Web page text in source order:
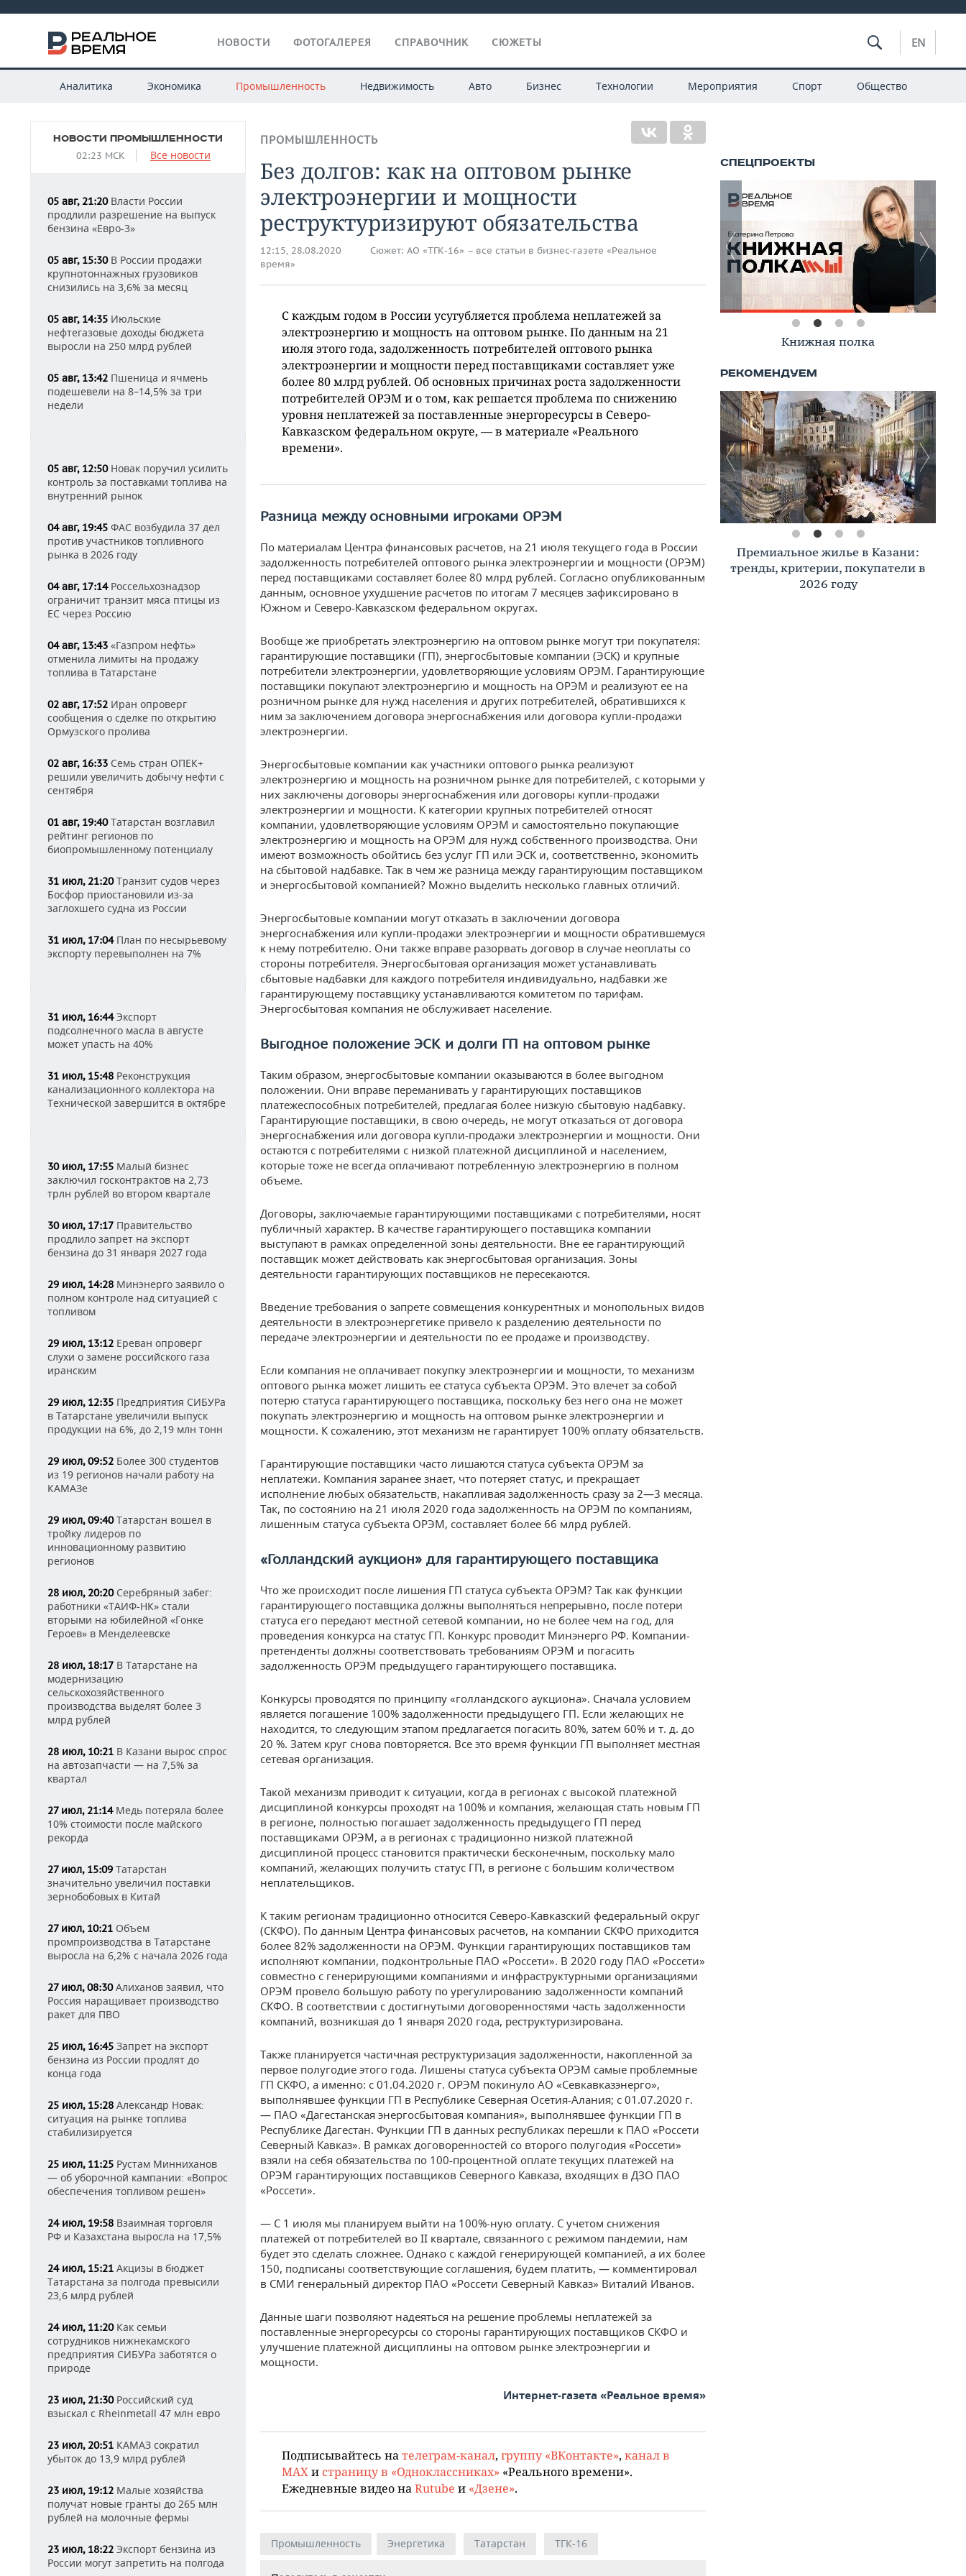
НОВОСТИ ФОТОГАЛЕРЕЯ СПРАВОЧНИК СЮЖЕТЫ EN
Аналитика Экономика Промышленность Недвижимость Авто Бизнес Технологии Мероприятия Спорт Общество
НОВОСТИ ПРОМЫШЛЕННОСТИ
02:23 МСК Все новости
05 авг, 21:20Власти России
продлили разрешение на выпуск
бензина «Евро-3»
05 авг, 15:30В России продажи
крупнотоннажных грузовиков
снизились на 3,6% за месяц
05 авг, 14:35 Июльские
нефтегазовые доходы бюджета
выросли на 250 млрд рублей
05 авг, 13:42 Пшеница и ячмень
подешевели на 8–14,5% за три
недели
05 авг, 12:50Новак поручил усилить
контроль за поставками топлива на
внутренний рынок
04 авг, 19:45 ФАС возбудила 37 дел
против участников топливного
рынка в 2026 году
04 авг, 17:14Россельхознадзор
ограничит транзит мяса птицы из
ЕС через Россию
04 авг, 13:43 «Газпром нефть»
отменила лимиты на продажу
топлива в Татарстане
02 авг, 17:52 Иран опроверг
сообщения о сделке по открытию
Ормузского пролива
02 авг, 16:33 Семь стран ОПЕК+
решили увеличить добычу нефти с
сентября
01 авг, 19:40Татарстан возглавил
рейтинг регионов по
биопромышленному потенциалу
31 июл, 21:20Транзит судов через
Босфор приостановили из-за
заглохшего судна из России
31 июл, 17:04План по несырьевому
экспорту перевыполнен на 7%
31 июл, 16:44Экспорт
подсолнечного масла в августе
может упасть на 40%
31 июл, 15:48 Реконструкция
канализационного коллектора на
Технической завершится в октябре
30 июл, 17:55 Малый бизнес
заключил госконтрактов на 2,73
трлн рублей во втором квартале
30 июл, 17:17 Правительство
продлило запрет на экспорт
бензина до 31 января 2027 года
29 июл, 14:28 Минэнерго заявило о
полном контроле над ситуацией с
топливом
29 июл, 13:12 Ереван опроверг
слухи о замене российского газа
иранским
29 июл, 12:35 Предприятия СИБУРа
в Татарстане увеличили выпуск
продукции на 6%, до 2,19 млн тонн
29 июл, 09:52 Более 300 студентов
из 19 регионов начали работу на
КАМАЗе
29 июл, 09:40Татарстан вошел в
тройку лидеров по
инновационному развитию
регионов
28 июл, 20:20Серебряный забег:
работники «ТАИФ-НК» стали
вторыми на юбилейной «Гонке
Героев» в Менделеевске
28 июл, 18:17 В Татарстане на
модернизацию
сельскохозяйственного
производства выделят более 3
млрд рублей
28 июл, 10:21 В Казани вырос спрос
на автозапчасти — на 7,5% за
квартал
27 июл, 21:14Медь потеряла более
10% стоимости после майского
рекорда
27 июл, 15:09 Татарстан
значительно увеличил поставки
зернобобовых в Китай
27 июл, 10:21 Объем
промпроизводства в Татарстане
выросла на 6,2% с начала 2026 года
27 июл, 08:30Алиханов заявил, что
Россия наращивает производство
ракет для ПВО
25 июл, 16:45 Запрет на экспорт
бензина из России продлят до
конца года
25 июл, 15:28 Александр Новак:
ситуация на рынке топлива
стабилизируется
25 июл, 11:25 Рустам Минниханов
— об уборочной кампании: «Вопрос
обеспечения топливом решен»
24 июл, 19:58 Взаимная торговля
РФ и Казахстана выросла на 17,5%
24 июл, 15:21 Акцизы в бюджет
Татарстана за полгода превысили
23,6 млрд рублей
24 июл, 11:20Как семьи
сотрудников нижнекамского
предприятия СИБУРа заботятся о
природе
23 июл, 21:30Российский суд
взыскал с Rheinmetall 47 млн евро
23 июл, 20:51 КАМАЗ сократил
убыток до 13,9 млрд рублей
23 июл, 19:12 Малые хозяйства
получат новые гранты до 265 млн
рублей на молочные фермы
23 июл, 18:22 Экспорт бензина из
России могут запретить на полгода
ПРОМЫШЛЕННОСТЬ
Без долгов: как на оптовом рынке
электроэнергии и мощности
реструктуризируют обязательства
12:15, 28.08.2020 Сюжет: АО «ТГК-16» – все статьи в бизнес-газете «Реальное
время»
С каждым годом в России усугубляется проблема неплатежей за
электроэнергию и мощность на оптовом рынке. По данным на 21
июля этого года, задолженность потребителей оптового рынка
электроэнергии и мощности перед поставщиками составляет уже
более 80 млрд рублей. Об основных причинах роста задолженности
потребителей ОРЭМ и о том, как решается проблема по снижению
уровня неплатежей за поставленные энергоресурсы в Северо-
Кавказском федеральном округе, — в материале «Реального
времени».
Разница между основными игроками ОРЭМ
По материалам Центра финансовых расчетов, на 21 июля текущего года в России
задолженность потребителей оптового рынка электроэнергии и мощности (ОРЭМ)
перед поставщиками составляет более 80 млрд рублей. Согласно опубликованным
данным, основное ухудшение расчетов по итогам 7 месяцев зафиксировано в
Южном и Северо-Кавказском федеральном округах.
Вообще же приобретать электроэнергию на оптовом рынке могут три покупателя:
гарантирующие поставщики (ГП), энергосбытовые компании (ЭСК) и крупные
потребители электроэнергии, удовлетворяющие условиям ОРЭМ. Гарантирующие
поставщики покупают электроэнергию и мощность на ОРЭМ и реализуют ее на
розничном рынке для нужд населения и других потребителей, обратившихся к
ним за заключением договора энергоснабжения или договора купли-продажи
электроэнергии.
Энергосбытовые компании как участники оптового рынка реализуют
электроэнергию и мощность на розничном рынке для потребителей, с которыми у
них заключены договоры энергоснабжения или договоры купли-продажи
электроэнергии и мощности. К категории крупных потребителей относят
компании, удовлетворяющие условиям ОРЭМ и самостоятельно покупающие
электроэнергию и мощность на ОРЭМ для нужд собственного производства. Они
имеют возможность обойтись без услуг ГП или ЭСК и, соответственно, экономить
на сбытовой надбавке. Так в чем же разница между гарантирующим поставщиком
и энергосбытовой компанией? Можно выделить несколько главных отличий.
Энергосбытовые компании могут отказать в заключении договора
энергоснабжения или купли-продажи электроэнергии и мощности обратившемуся
к нему потребителю. Они также вправе разорвать договор в случае неоплаты со
стороны потребителя. Энергосбытовая организация может устанавливать
сбытовые надбавки для каждого потребителя индивидуально, надбавки же
гарантирующему поставщику устанавливаются комитетом по тарифам.
Энергосбытовая компания не обслуживает население.
Выгодное положение ЭСК и долги ГП на оптовом рынке
Таким образом, энергосбытовые компании оказываются в более выгодном
положении. Они вправе переманивать у гарантирующих поставщиков
платежеспособных потребителей, предлагая более низкую сбытовую надбавку.
Гарантирующие поставщики, в свою очередь, не могут отказаться от договора
энергоснабжения или договора купли-продажи электроэнергии и мощности. Они
остаются с потребителями с низкой платежной дисциплиной и населением,
которые тоже не всегда оплачивают потребленную электроэнергию в полном
объеме.
Договоры, заключаемые гарантирующими поставщиками с потребителями, носят
публичный характер. В качестве гарантирующего поставщика компании
выступают в рамках определенной зоны деятельности. Вне ее гарантирующий
поставщик может действовать как энергосбытовая организация. Зоны
деятельности гарантирующих поставщиков не пересекаются.
Введение требования о запрете совмещения конкурентных и монопольных видов
деятельности в электроэнергетике привело к разделению деятельности по
передаче электроэнергии и деятельности по ее продаже и производству.
Если компания не оплачивает покупку электроэнергии и мощности, то механизм
оптового рынка может лишить ее статуса субъекта ОРЭМ. Это влечет за собой
потерю статуса гарантирующего поставщика, поскольку без него она не может
покупать электроэнергию и мощность на оптовом рынке электроэнергии и
мощности. К сожалению, этот механизм не гарантирует 100% оплату обязательств.
Гарантирующие поставщики часто лишаются статуса субъекта ОРЭМ за
неплатежи. Компания заранее знает, что потеряет статус, и прекращает
исполнение любых обязательств, накапливая задолженность сразу за 2—3 месяца.
Так, по состоянию на 21 июля 2020 года задолженность на ОРЭМ по компаниям,
лишенным статуса субъекта ОРЭМ, составляет более 66 млрд рублей.
«Голландский аукцион» для гарантирующего поставщика
Что же происходит после лишения ГП статуса субъекта ОРЭМ? Так как функции
гарантирующего поставщика должны выполняться непрерывно, после потери
статуса его передают местной сетевой компании, но не более чем на год, для
проведения конкурса на статус ГП. Конкурс проводит Минэнерго РФ. Компании-
претенденты должны соответствовать требованиям ОРЭМ и погасить
задолженность ОРЭМ предыдущего гарантирующего поставщика.
Конкурсы проводятся по принципу «голландского аукциона». Сначала условием
является погашение 100% задолженности предыдущего ГП. Если желающих не
находится, то следующим этапом предлагается погасить 80%, затем 60% и т. д. до
20 %. Затем круг снова повторяется. Все это время функции ГП выполняет местная
сетевая организация.
Такой механизм приводит к ситуации, когда в регионах с высокой платежной
дисциплиной конкурсы проходят на 100% и компания, желающая стать новым ГП
в регионе, полностью погашает задолженность предыдущего ГП перед
поставщиками ОРЭМ, а в регионах с традиционно низкой платежной
дисциплиной процесс становится практически бесконечным, поскольку мало
компаний, желающих получить статус ГП, в регионе с большим количеством
неплательщиков.
К таким регионам традиционно относится Северо-Кавказский федеральный округ
(СКФО). По данным Центра финансовых расчетов, на компании СКФО приходится
более 82% задолженности на ОРЭМ. Функции гарантирующих поставщиков там
исполняют компании, подконтрольные ПАО «Россети». В 2020 году ПАО «Россети»
совместно с генерирующими компаниями и инфраструктурными организациями
ОРЭМ провело большую работу по урегулированию задолженности компаний
СКФО. В соответствии с достигнутыми договоренностями часть задолженности
компаний, возникшая до 1 января 2020 года, реструктуризирована.
Также планируется частичная реструктуризация задолженности, накопленной за
первое полугодие этого года. Лишены статуса субъекта ОРЭМ самые проблемные
ГП СКФО, а именно: с 01.04.2020 г. ОРЭМ покинуло АО «Севкавказэнерго»,
выполнявшее функции ГП в Республике Северная Осетия-Алания; с 01.07.2020 г.
— ПАО «Дагестанская энергосбытовая компания», выполнявшее функции ГП в
Республике Дагестан. Функции ГП в данных республиках перешли к ПАО «Россети
Северный Кавказ». В рамках договоренностей со второго полугодия «Россети»
взяли на себя обязательства по 100-процентной оплате текущих платежей на
ОРЭМ гарантирующих поставщиков Северного Кавказа, входящих в ДЗО ПАО
«Россети».
— С 1 июля мы планируем выйти на 100%-ную оплату. С учетом снижения
платежей от потребителей во II квартале, связанного с режимом пандемии, нам
будет это сделать сложнее. Однако с каждой генерирующей компанией, а их более
150, подписаны соответствующие соглашения, будем платить, — комментировал
в СМИ генеральный директор ПАО «Россети Северный Кавказ» Виталий Иванов.
Данные шаги позволяют надеяться на решение проблемы неплатежей за
поставленные энергоресурсы со стороны гарантирующих поставщиков СКФО и
улучшение платежной дисциплины на оптовом рынке электроэнергии и
мощности.
Интернет-газета «Реальное время»
Подписывайтесь на телеграм-канал, группу «ВКонтакте», канал в
MAX и страницу в «Одноклассниках» «Реального времени».
Ежедневные видео на Rutube и «Дзене».
Промышленность Энергетика Татарстан ТГК-16
Книжная полка
Премиальное жилье в Казани:
тренды, критерии, покупатели в
2026 году